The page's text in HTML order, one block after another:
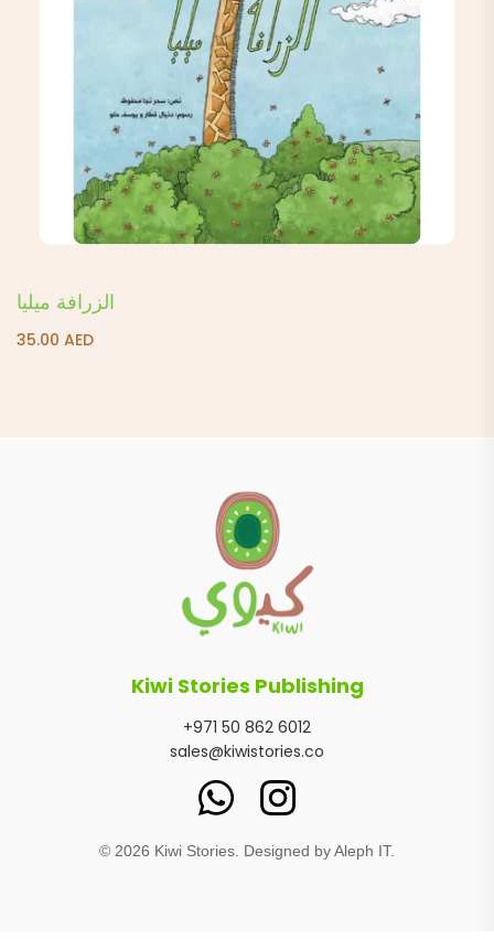
الزرافة ميليا
35.00 AED
Kiwi Stories Publishing
+971 50 862 6012
sales@kiwistories.co
© 2026 Kiwi Stories. Designed byAleph IT.